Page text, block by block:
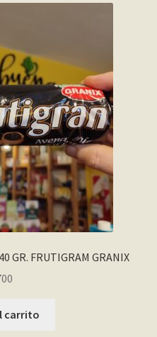
GR. FRUTIGRAM GRANIX
carrito